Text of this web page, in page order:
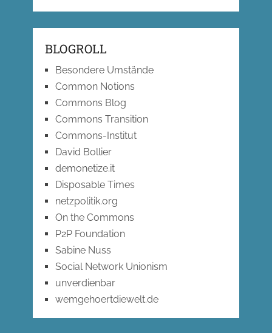
BLOGROLL
Besondere Umstände
Common Notions
Commons Blog
Commons Transition
Commons-Institut
David Bollier
demonetize.it
Disposable Times
netzpolitik.org
On the Commons
P2P Foundation
Sabine Nuss
Social Network Unionism
unverdienbar
wemgehoertdiewelt.de